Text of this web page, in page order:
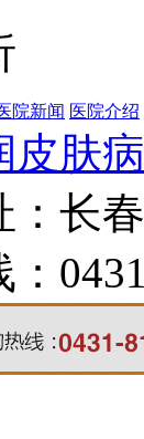
院新闻 医院介绍
皮肤
：长